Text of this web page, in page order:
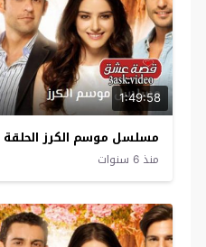
1:49:58
مسلسل موسم الكرز الحلقة 19 مترجم
منذ 6 سنوات